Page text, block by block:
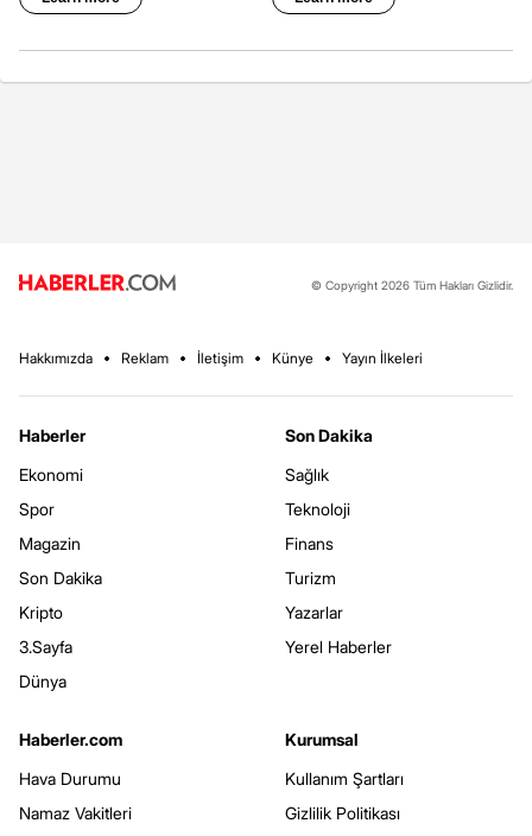
© Copyright 2026 Tüm Hakları Gizlidir.
Hakkımızda Reklam İletişim Künye Yayın İlkeleri
Haberler
Ekonomi
Spor
Magazin
Son Dakika
Kripto
3.Sayfa
Dünya
Son Dakika
Sağlık
Teknoloji
Finans
Turizm
Yazarlar
Yerel Haberler
Haberler.com
Hava Durumu
Namaz Vakitleri
Kurumsal
Kullanım Şartları
Gizlilik Politikası